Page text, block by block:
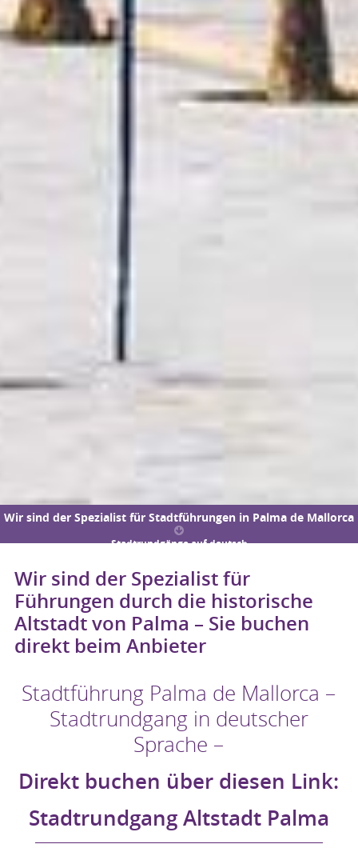
Wir sind der Spezialist für Stadtführungen in Palma de Mallorca
Stadtrundgänge auf deutsch
Wir sind der Spezialist für
Führungen durch die historische
Altstadt von Palma – Sie buchen
direkt beim Anbieter
Stadtführung Palma de Mallorca –
Stadtrundgang in deutscher
Sprache –
Direkt buchen über diesen Link:
Stadtrundgang Altstadt Palma